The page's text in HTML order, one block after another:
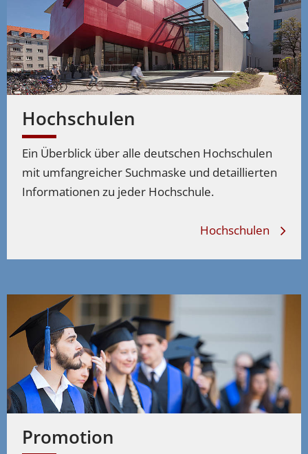
Hochschulen
Ein Überblick über alle deutschen Hochschulen
mit umfangreicher Suchmaske und detaillierten
Informationen zu jeder Hochschule.
Hochschulen
Promotion